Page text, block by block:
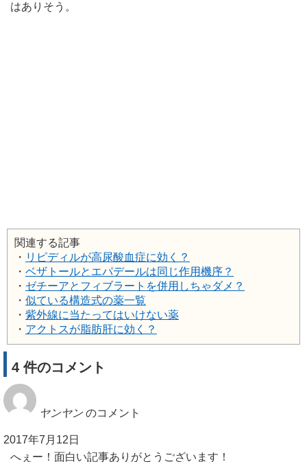
はありそう。
関連する記事
・ リピディルが高尿酸血症に効く？
・ ベザトールとエパデールは同じ作用機序？
・ ゼチーアとフィブラートを併用しちゃダメ？
・ 似ている構造式の薬一覧
・ 紫外線に当たってはいけない薬
・ アクトスが脂肪肝に効く？
4 件のコメント
ヤンヤン のコメント
2017年7月12日
へぇー！面白い記事ありがとうございます！